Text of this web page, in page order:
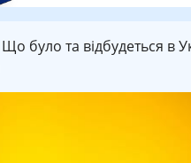
Що було та відбудеться в